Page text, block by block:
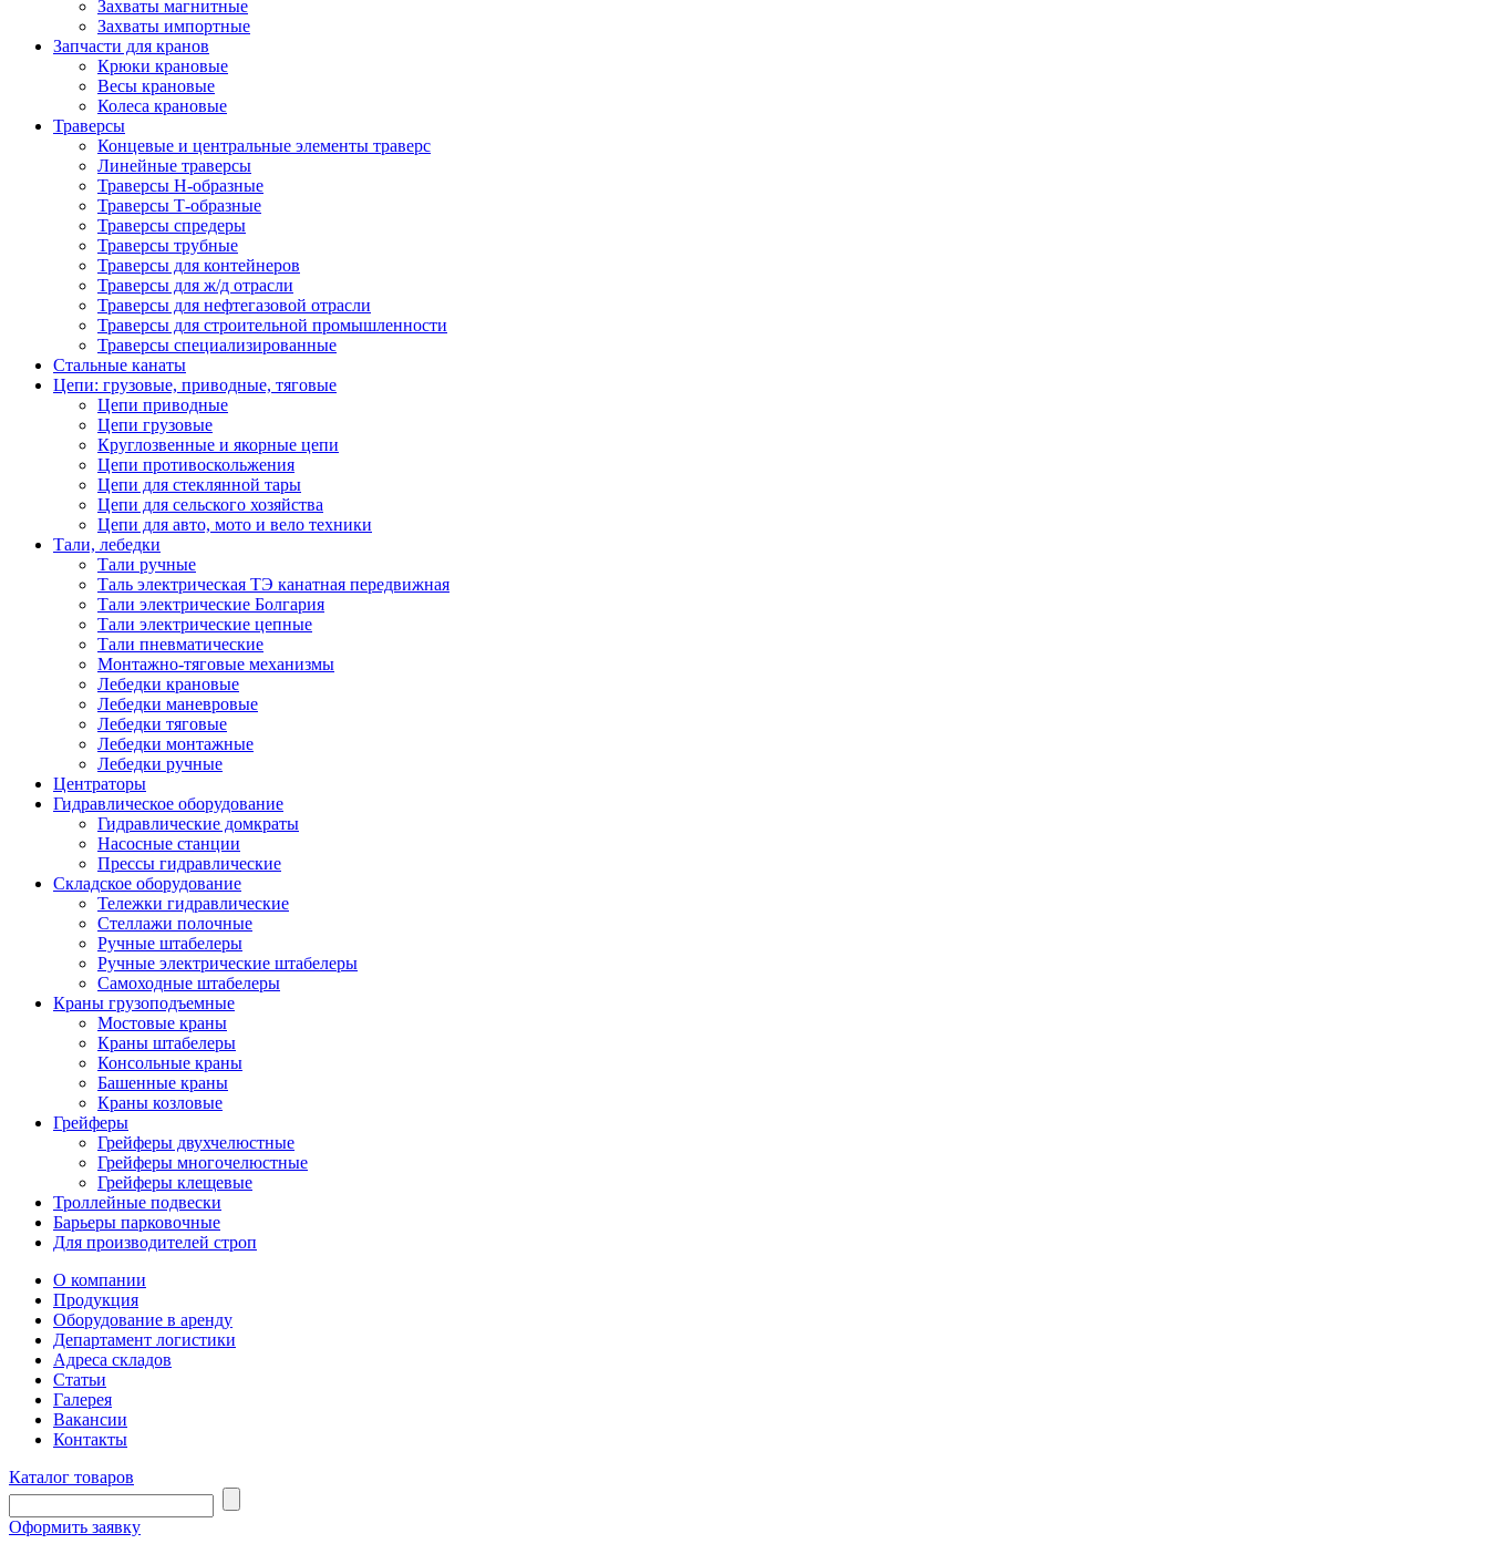
Захваты магнитные
Захваты импортные
Запчасти для кранов
Крюки крановые
Весы крановые
Колеса крановые
Траверсы
Концевые и центральные элементы траверс
Линейные траверсы
Траверсы Н-образные
Траверсы Т-образные
Траверсы спредеры
Траверсы трубные
Траверсы для контейнеров
Траверсы для ж/д отрасли
Траверсы для нефтегазовой отрасли
Траверсы для строительной промышленности
Траверсы специализированные
Стальные канаты
Цепи: грузовые, приводные, тяговые
Цепи приводные
Цепи грузовые
Круглозвенные и якорные цепи
Цепи противоскольжения
Цепи для стеклянной тары
Цепи для сельского хозяйства
Цепи для авто, мото и вело техники
Тали, лебедки
Тали ручные
Таль электрическая ТЭ канатная передвижная
Тали электрические Болгария
Тали электрические цепные
Тали пневматические
Монтажно-тяговые механизмы
Лебедки крановые
Лебедки маневровые
Лебедки тяговые
Лебедки монтажные
Лебедки ручные
Центраторы
Гидравлическое оборудование
Гидравлические домкраты
Насосные станции
Прессы гидравлические
Складское оборудование
Тележки гидравлические
Cтеллажи полочные
Ручные штабелеры
Ручные электрические штабелеры
Самоходные штабелеры
Краны грузоподъемные
Мостовые краны
Краны штабелеры
Консольные краны
Башенные краны
Краны козловые
Грейферы
Грейферы двухчелюстные
Грейферы многочелюстные
Грейферы клещевые
Троллейные подвески
Барьеры парковочные
Для производителей строп
О компании
Продукция
Оборудование в аренду
Департамент логистики
Адреса складов
Статьи
Галерея
Вакансии
Контакты
Каталог товаров
Оформить заявку